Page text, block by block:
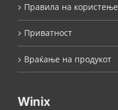
Правила на користење
Приватност
Враќање на продукот
Winix